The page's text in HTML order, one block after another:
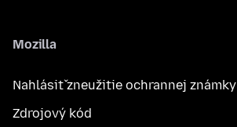
Mozilla
Nahlásiť zneužitie ochrannej známky
Zdrojový kód